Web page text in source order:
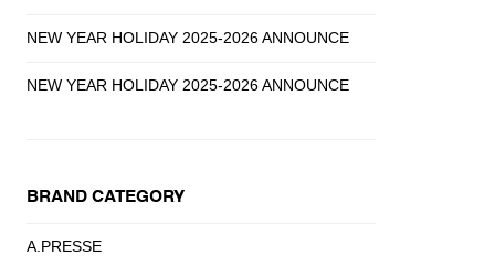
NEW YEAR HOLIDAY 2025-2026 ANNOUNCE
NEW YEAR HOLIDAY 2025-2026 ANNOUNCE
BRAND CATEGORY
A.PRESSE